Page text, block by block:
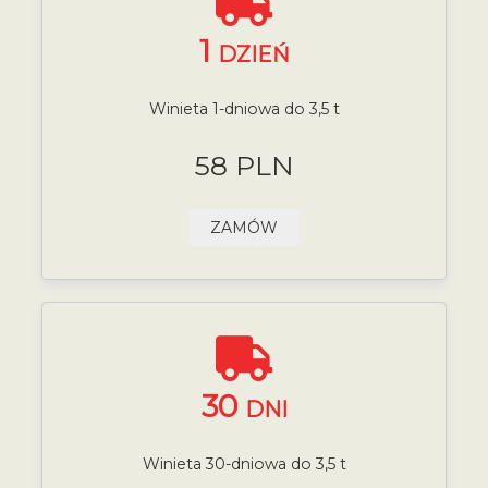
1 DZIEŃ
Winieta 1-dniowa do 3,5 t
58 PLN
ZAMÓW
30 DNI
Winieta 30-dniowa do 3,5 t